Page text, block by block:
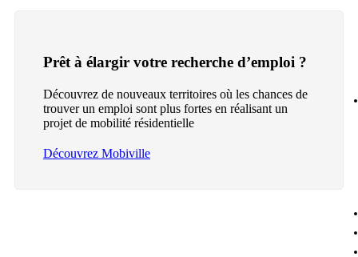
Prêt à élargir votre recherche d’emploi ?
Découvrez de nouveaux territoires où les chances de
trouver un emploi sont plus fortes en réalisant un
projet de mobilité résidentielle
Découvrez Mobiville